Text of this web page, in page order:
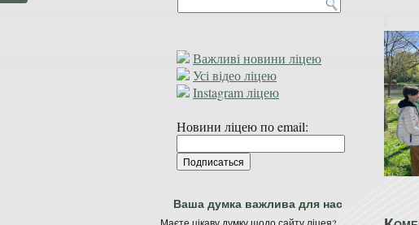
Важливі новини ліцею
Усі відео ліцею
Instagram ліцею
Новини ліцею по email:
Ваша думка важлива для нас